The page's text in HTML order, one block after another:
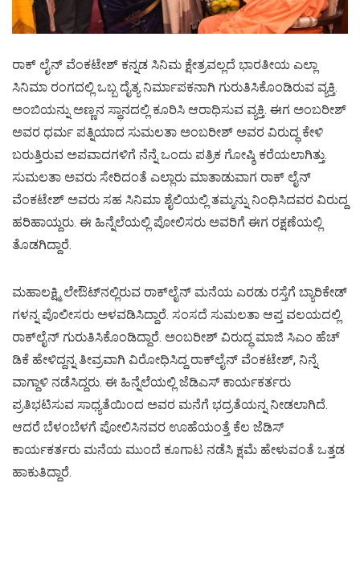
ರಾಕ್ ಲೈನ್ ವೆಂಕಟೇಶ್ ಕನ್ನಡ ಸಿನಿಮ ಕ್ಷೇತ್ರವಲ್ಲದೆ ಭಾರತೀಯ ಎಲ್ಲಾ
ಸಿನಿಮಾ ರಂಗದಲ್ಲಿ ಒಬ್ಬ ದೈತ್ಯ ನಿರ್ಮಾಪಕನಾಗಿ ಗುರುತಿಸಿಕೊಂಡಿರುವ ವ್ಯಕ್ತಿ‌.
ಅಂಬಿಯನ್ನು ಅಣ್ಣನ ಸ್ಥಾನದಲ್ಲಿ ಕೂರಿಸಿ ಆರಾಧಿಸುವ ವ್ಯಕ್ತಿ. ಈಗ ಅಂಬರೀಶ್
ಅವರ ಧರ್ಮ ಪತ್ನಿಯಾದ ಸುಮಲತಾ ಅಂಬರೀಶ್ ಅವರ ವಿರುದ್ಧ ಕೇಳಿ
ಬರುತ್ತಿರುವ ಅಪವಾದಗಳಿಗೆ ನೆನ್ನೆ ಒಂದು ಪತ್ರಿಕ ಗೋಷ್ಠಿ ಕರೆಯಲಾಗಿತ್ತು.
ಸುಮಲತಾ ಅವರು ಸೇರಿದಂತೆ ಎಲ್ಲಾರು ಮಾತಾಡುವಾಗ ರಾಕ್ ಲೈನ್
ವೆಂಕಟೇಶ್ ಅವರು ಸಹ ಸಿನಿಮಾ ಶೈಲಿಯಲ್ಲಿ ತಮ್ಮನ್ನು ನಿಂಧಿಸಿದವರ ವಿರುದ್ದ
ಹರಿಹಾಯ್ದರು. ಈ ಹಿನ್ನೆಲೆಯಲ್ಲಿ ಪೋಲಿಸರು ಅವರಿಗೆ ಈಗ ರಕ್ಷಣೆಯಲ್ಲಿ
ತೊಡಗಿದ್ದಾರೆ.
ಮಹಾಲಕ್ಷ್ಮಿ ಲೇಔಟ್​​ನಲ್ಲಿರುವ ರಾಕ್​ಲೈನ್ ಮನೆಯ ಎರಡು ರಸ್ತೆಗೆ ಬ್ಯಾರಿಕೇಡ್​
ಗಳನ್ನ ಪೊಲೀಸರು ಅಳವಡಿಸಿದ್ದಾರೆ. ಸಂಸದೆ ಸುಮಲತಾ ಆಪ್ತ ವಲಯದಲ್ಲಿ
ರಾಕ್​​ಲೈನ್ ಗುರುತಿಸಿಕೊಂಡಿದ್ದಾರೆ. ಅಂಬರೀಶ್ ವಿರುದ್ಧ ಮಾಜಿ ಸಿಎಂ ಹೆಚ್​
ಡಿಕೆ ಹೇಳಿದ್ದನ್ನ ತೀವ್ರವಾಗಿ ವಿರೋಧಿಸಿದ್ದ ರಾಕ್​ಲೈನ್ ವೆಂಕಟೇಶ್, ನಿನ್ನೆ
ವಾಗ್ದಾಳಿ ನಡೆಸಿದ್ದರು. ಈ ಹಿನ್ನೆಲೆಯಲ್ಲಿ ಜೆಡಿಎಸ್​ ಕಾರ್ಯಕರ್ತರು
ಪ್ರತಿಭಟಿಸುವ ಸಾಧ್ಯತೆಯಿಂದ ಅವರ ಮನೆಗೆ ಭದ್ರತೆಯನ್ನ ನೀಡಲಾಗಿದೆ.
ಆದರೆ ಬೆಳಂಬೆಳಗೆ ಪೋಲಿಸಿನವರ ಊಹೆಯಂತ್ತೆ ಕೆಲ ಜೆಡಿಸ್
ಕಾರ್ಯಕರ್ತರು ಮನೆಯ ಮುಂದೆ ಕೂಗಾಟ ನಡೆಸಿ ಕ್ಷಮೆ ಹೇಳುವಂತೆ ಒತ್ತಡ
ಹಾಕುತಿದ್ದಾರೆ.